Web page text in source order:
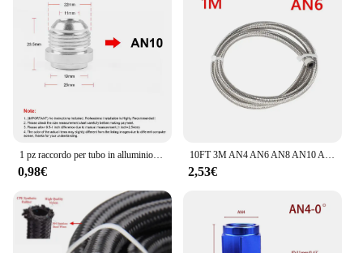
1 pz raccordo per tubo in alluminio di alta qualità AN3 AN4 AN6 AN8 AN10 AN12 AN16 AN20 maschio saldatura su raccordo adattatore tappo di saldatura
0,98€
10FT 3M AN4 AN6 AN8 AN10 AN12 tubo flessibile del carburante dell'olio tubo flessibile del radiatore del Gas dell'olio tubo tubo in Nylon acciaio inossidabile intrecciato all'interno in gomma CPE
2,53€